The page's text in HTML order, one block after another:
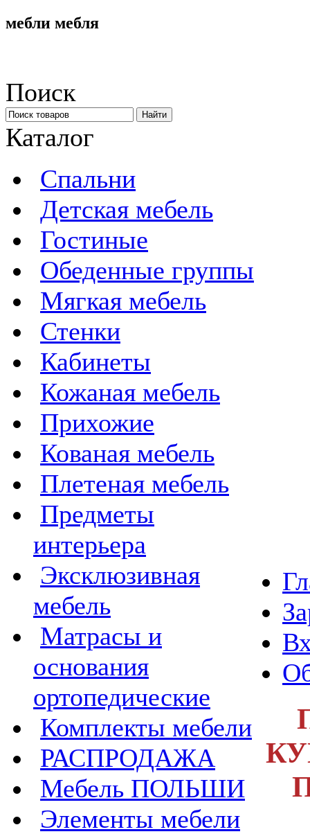
мебли мебля
Поиск
Каталог
Спальни
Детская мебель
Гостиные
Обеденные группы
Мягкая мебель
Стенки
Кабинеты
Кожаная мебель
Прихожие
Кованая мебель
Плетеная мебель
Предметы
интерьера
Эксклюзивная
мебель
Матрасы и
основания
ортопедические
Комплекты мебели
РАСПРОДАЖА
Мебель ПОЛЬШИ
Элементы мебели